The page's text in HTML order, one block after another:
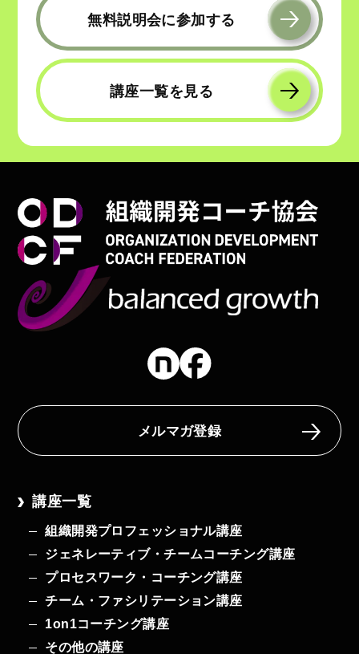
無料説明会に参加する
講座一覧を見る
メルマガ登録
講座一覧
組織開発プロフェッショナル講座
ジェネレーティブ・チームコーチング講座
プロセスワーク・コーチング講座
チーム・ファシリテーション講座
1on1コーチング講座
その他の講座